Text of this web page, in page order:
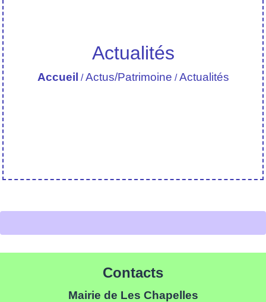
Actualités
Accueil /Actus/Patrimoine /Actualités
Contacts
Mairie de Les Chapelles